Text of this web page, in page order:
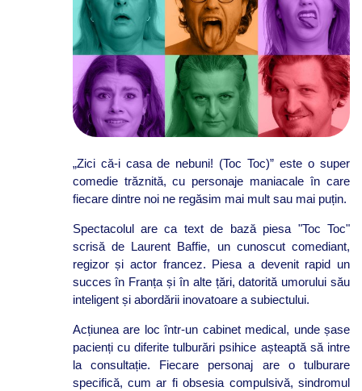
„Zici că-i casa de nebuni! (Toc Toc)” este o super
comedie trăznită, cu personaje maniacale în care
fiecare dintre noi ne regăsim mai mult sau mai puțin.
Spectacolul are ca text de bază piesa "Toc Toc"
scrisă de Laurent Baffie, un cunoscut comediant,
regizor și actor francez. Piesa a devenit rapid un
succes în Franța și în alte țări, datorită umorului său
inteligent și abordării inovatoare a subiectului.
Acțiunea are loc într-un cabinet medical, unde șase
pacienți cu diferite tulburări psihice așteaptă să intre
la consultație. Fiecare personaj are o tulburare
specifică, cum ar fi obsesia compulsivă, sindromul